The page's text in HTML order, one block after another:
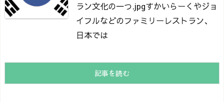
ラン文化の一つ.jpgすかいらーくやジョ
イフルなどのファミリーレストラン、
日本では
記事を読む